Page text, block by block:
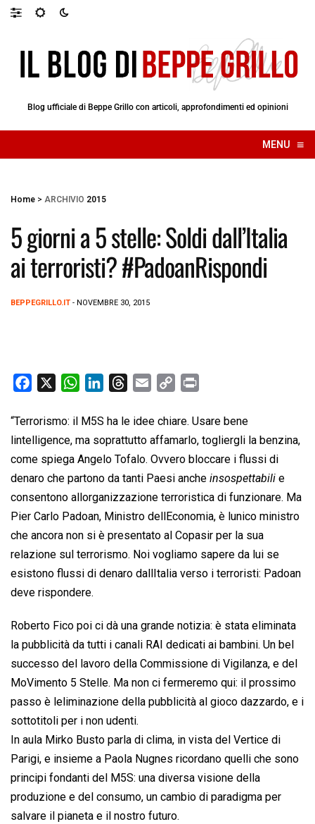
Blog ufficiale di Beppe Grillo con articoli, approfondimenti ed opinioni
MENU ≡
☰
Home > ARCHIVIO 2015
5 giorni a 5 stelle: Soldi dall’Italia
ai terroristi? #PadoanRispondi
BEPPEGRILLO.IT - NOVEMBRE 30, 2015
c
e
b
o
o
k
W
a
t
s
A
p
p
n
k
e
d
I
n
r
e
a
d
s
a
i
l
p
y
L
n
k
i
n
t
“Terrorismo: il M5S ha le idee chiare. Usare bene
lintelligence, ma soprattutto affamarlo, togliergli la benzina,
come spiega Angelo Tofalo. Ovvero bloccare i flussi di
denaro che partono da tanti Paesi anche  insospettabili  e
consentono allorganizzazione terroristica di funzionare. Ma
Pier Carlo Padoan, Ministro dellEconomia, è lunico ministro
che ancora non si è presentato al Copasir per la sua
relazione sul terrorismo. Noi vogliamo sapere da lui se
esistono flussi di denaro dallItalia verso i terroristi: Padoan
deve rispondere.
Roberto Fico poi ci dà una grande notizia: è stata eliminata
la pubblicità da tutti i canali RAI dedicati ai bambini. Un bel
successo del lavoro della Commissione di Vigilanza, e del
MoVimento 5 Stelle. Ma non ci fermeremo qui: il prossimo
passo è leliminazione della pubblicità al gioco dazzardo, e i
sottotitoli per i non udenti.
In aula Mirko Busto parla di clima, in vista del Vertice di
Parigi, e insieme a Paola Nugnes ricordano quelli che sono
principi fondanti del M5S: una diversa visione della
produzione e del consumo, un cambio di paradigma per
salvare il pianeta e il nostro futuro.